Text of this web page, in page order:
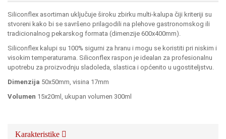
Siliconflex asortiman uključuje široku zbirku multi-kalupa čiji kriteriji su
stvoreni kako bi se savršeno prilagodili na plehove gastronomskog ili
tradicionalnog pekarskog formata (dimenzije 600x400mm).
Siliconflex kalupi su 100% sigurni za hranu i mogu se koristiti pri niskim i
visokim temperaturama. Siliconflex raspon je idealan za profesionalnu
upotrebu za proizvodnju sladoleda, slastica i općenito u ugostiteljstvu.
Dimenzija 50x50mm, visina 17mm
Volumen 15x20ml, ukupan volumen 300ml
Karakteristike